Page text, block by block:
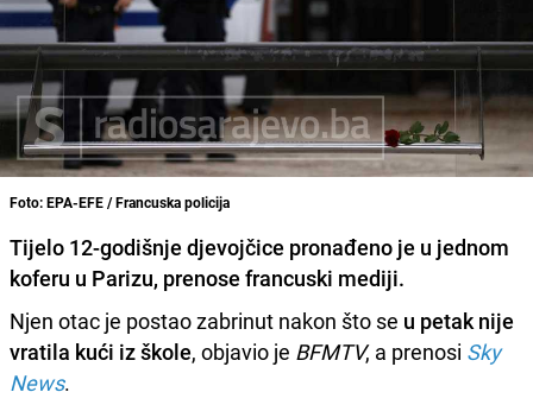
Foto: EPA-EFE / Francuska policija
Tijelo 12-godišnje djevojčice pronađeno je u jednom
koferu u Parizu, prenose francuski mediji.
Njen otac je postao zabrinut nakon što se u petak nije
vratila kući iz škole, objavio je BFMTV, a prenosi Sky
News.